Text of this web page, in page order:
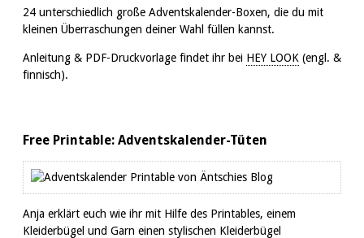
24 unterschiedlich große Adventskalender-Boxen, die du mit
kleinen Überraschungen deiner Wahl füllen kannst.
Anleitung & PDF-Druckvorlage findet ihr bei HEY LOOK (engl. &
finnisch).
Free Printable: Adventskalender-Tüten
Anja erklärt euch wie ihr mit Hilfe des Printables, einem
Kleiderbügel und Garn einen stylischen Kleiderbügel